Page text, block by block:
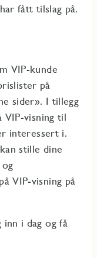
fått tilslag på.
VIP-kunde
på
sider». I tillegg
VIP-visning til
interessert i.
stille dine
VIP-visning på
inn i dag og få